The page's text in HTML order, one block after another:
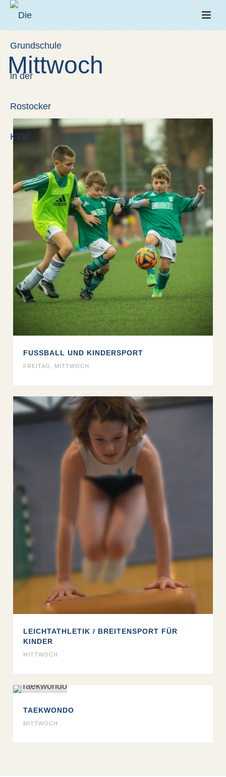
Mittwoch
FUSSBALL UND KINDERSPORT
FREITAG MITTWOCH
LEICHTATHLETIK / BREITENSPORT FÜR
KINDER
MITTWOCH
TAEKWONDO
MITTWOCH